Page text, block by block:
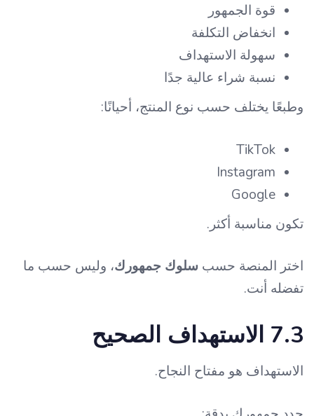
قوة الجمهور
انخفاض التكلفة
سهولة الاستهداف
نسبة شراء عالية جدًا
وطبعًا يختلف حسب نوع المنتج، أحيانًا:
TikTok
Instagram
Google
تكون مناسبة أكثر.
اختر المنصة حسب سلوك جمهورك، وليس حسب ما
تفضله أنت.
7.3 الاستهداف الصحيح
الاستهداف هو مفتاح النجاح.